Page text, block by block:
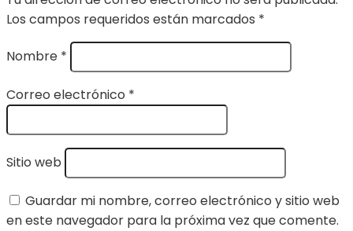
Los campos requeridos están marcados *
Nombre *
Correo electrónico *
Sitio web
Guardar mi nombre, correo electrónico y sitio web
en este navegador para la próxima vez que comente.